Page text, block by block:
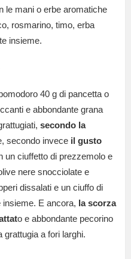
le mani o erbe aromatiche
rosmarino, timo, erba
insieme.
40 g di pancetta o
e abbondante grana
secondo la
secondo invece il gusto
un ciuffetto di prezzemolo e
nere snocciolate e
dissalati e un ciuffo di
E ancora, la scorza
o e abbondante pecorino
grattugia a fori larghi.